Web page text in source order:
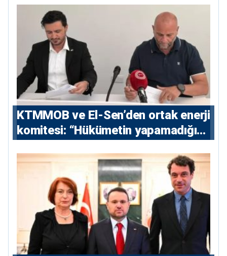
KTMMOB ve El-Sen’den ortak enerji
komitesi: “Hükümetin yapamadığını